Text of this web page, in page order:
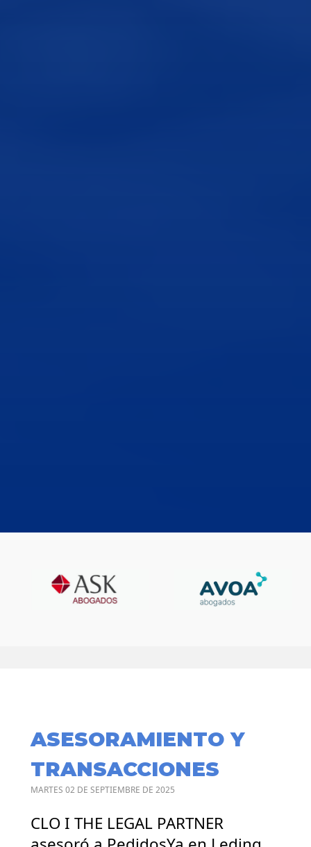
ASESORAMIENTO Y
TRANSACCIONES
MARTES 02 DE SEPTIEMBRE DE 2025
CLO I THE LEGAL PARTNER